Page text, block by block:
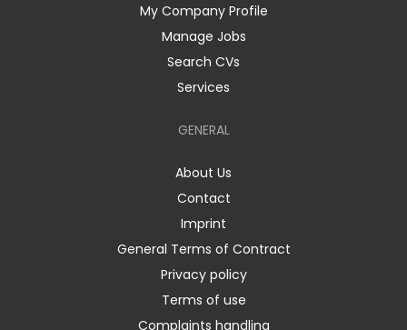
My Company Profile
Manage Jobs
Search CVs
Services
GENERAL
About Us
Contact
Imprint
General Terms of Contract
Privacy policy
Terms of use
Complaints handling